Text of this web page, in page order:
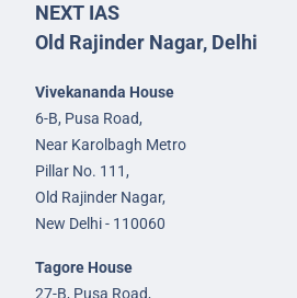
NEXT IAS
Old Rajinder Nagar, Delhi
Vivekananda House
6-B, Pusa Road,
Near Karolbagh Metro
Pillar No. 111,
Old Rajinder Nagar,
New Delhi - 110060
Tagore House
27-B, Pusa Road,